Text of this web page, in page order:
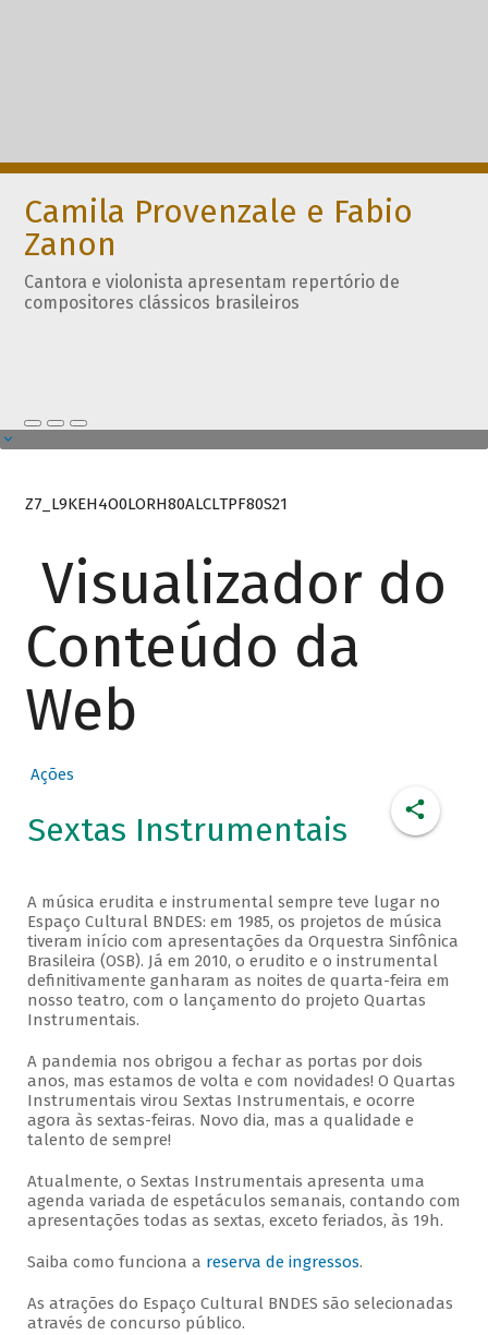
Camila Provenzale e Fabio
Zanon
Cantora e violonista apresentam repertório de
compositores clássicos brasileiros
Z7_L9KEH4O0LORH80ALCLTPF80S21
Visualizador do
Conteúdo da
Web
Ações
Sextas Instrumentais
A música erudita e instrumental sempre teve lugar no
Espaço Cultural BNDES: em 1985, os projetos de música
tiveram início com apresentações da Orquestra Sinfônica
Brasileira (OSB). Já em 2010, o erudito e o instrumental
definitivamente ganharam as noites de quarta-feira em
nosso teatro, com o lançamento do projeto Quartas
Instrumentais.
A pandemia nos obrigou a fechar as portas por dois
anos, mas estamos de volta e com novidades! O Quartas
Instrumentais virou Sextas Instrumentais, e ocorre
agora às sextas-feiras. Novo dia, mas a qualidade e
talento de sempre!
Atualmente, o Sextas Instrumentais apresenta uma
agenda variada de espetáculos semanais, contando com
apresentações todas as sextas, exceto feriados, às 19h.
Saiba como funciona a reserva de ingressos.
As atrações do Espaço Cultural BNDES são selecionadas
através de concurso público.